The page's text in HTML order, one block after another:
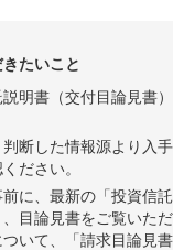
たいこと
説明書（交付目論見
断した情報源より入
ださい。
に、最新の「投資信
目論見書をご覧いた
いて、「請求目論見